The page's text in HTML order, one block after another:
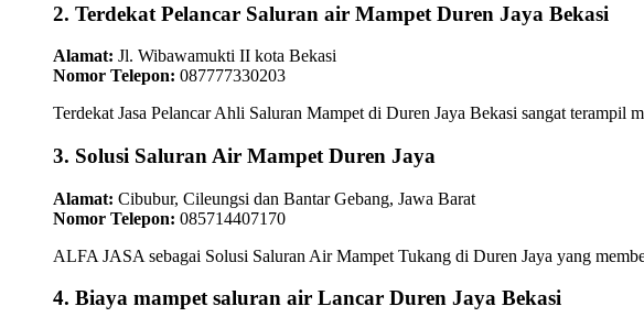
2. Terdekat Pelancar Saluran air Mampet Duren Jaya Bekasi
Alamat: Jl. Wibawamukti II kota Bekasi
Nomor Telepon: 087777330203
Terdekat Jasa Pelancar Ahli Saluran Mampet di Duren Jaya Bekasi sangat terampil
3. Solusi Saluran Air Mampet Duren Jaya
Alamat: Cibubur, Cileungsi dan Bantar Gebang, Jawa Barat
Nomor Telepon: 085714407170
ALFA JASA sebagai Solusi Saluran Air Mampet Tukang di Duren Jaya yang
4. Biaya mampet saluran air Lancar Duren Jaya Bekasi